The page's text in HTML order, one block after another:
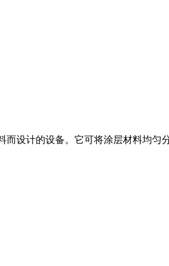
设计的设备。它可将涂层材料均